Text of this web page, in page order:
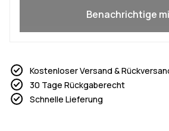
Benachrichtige
Kostenloser Versand &
30 Tage Rückgaberecht
Schnelle Lieferung